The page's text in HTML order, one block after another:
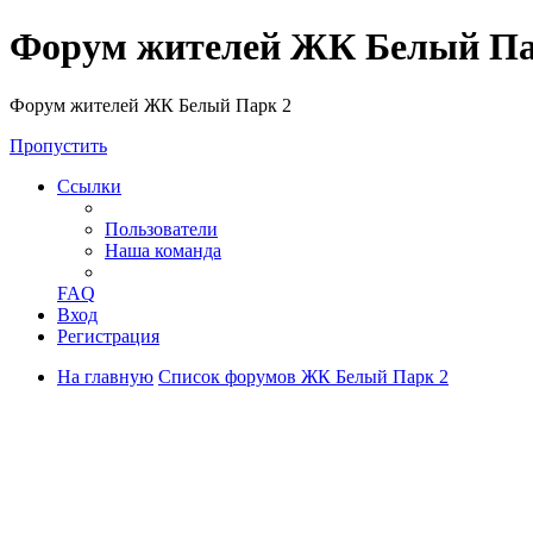
Форум жителей ЖК Белый
Форум жителей ЖК Белый Парк 2
Пропустить
Ссылки
Пользователи
Наша команда
FAQ
Вход
Регистрация
На главную Список форумов ЖК Белый Парк 2